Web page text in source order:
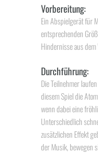
Vorbereitung:
Ein Abspielgerät für
entsprechenden
Hindernisse aus dem
Durchführung:
Die Teilnehmer
diesem Spiel die
wenn dabei eine
Unterschiedlich
zusätzlichen Effekt
der Musik, bewegen